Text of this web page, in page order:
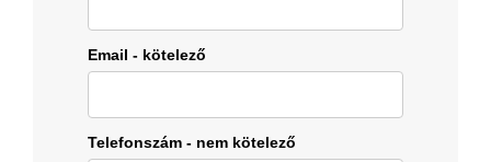
Email - kötelező
Telefonszám - nem kötelező